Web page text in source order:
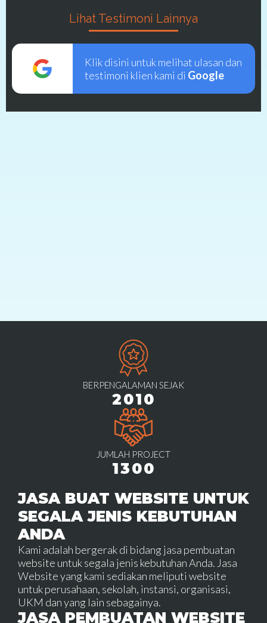
Lihat Testimoni Lainnya
Klik disini untuk melihat ulasan dan
testimoni klien kami di Google
BERPENGALAMAN SEJAK
2010
JUMLAH PROJECT
1300
JASA BUAT WEBSITE UNTUK
SEGALA JENIS KEBUTUHAN
ANDA
Kami adalah bergerak di bidang jasa pembuatan
website untuk segala jenis kebutuhan Anda. Jasa
Website yang kami sediakan meliputi website
untuk perusahaan, sekolah, instansi, organisasi,
UKM dan yang lain sebagainya.
JASA PEMBUATAN WEBSITE